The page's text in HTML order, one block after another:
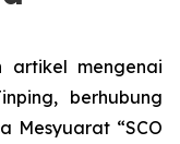
artikel mengenai
berhubung
Mesyuarat “SCO